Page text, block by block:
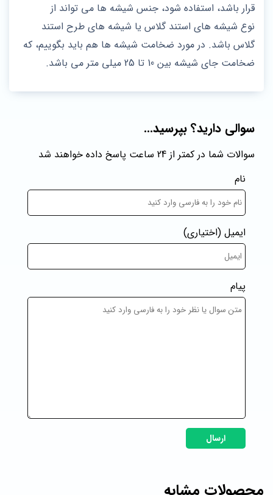
قرار باشد، استفاده شود، جنس شیشه ها می تواند از
نوع شیشه های استند گلاس یا شیشه های طرح استند
گلاس باشد. در مورد ضخامت شیشه ها هم باید بگوییم، که
ضخامت جای شیشه بین 10 تا 25 میلی متر می باشد.
سوالی دارید؟ بپرسید...
سوالات شما در کمتر از 24 ساعت پاسخ داده خواهند شد
نام
ایمیل (اختیاری)
پیام
ارسال